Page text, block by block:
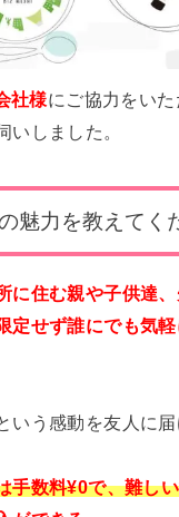
社様にご協力をいた
いしました。
魅力を教えてく
に住む親や子供達、
定せず誰にでも気
いう感動を友人に届
手数料¥0で、難し